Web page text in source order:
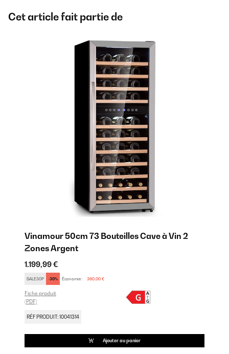
Cet article fait partie de
Vinamour 50cm 73 Bouteilles Cave à Vin 2
Zones Argent
1.199,99 €
SALE30P -30% Économie : 360,00 €
Fiche produit
(PDF)
RÉF PRODUIT: 10041314
Ajouter au panier